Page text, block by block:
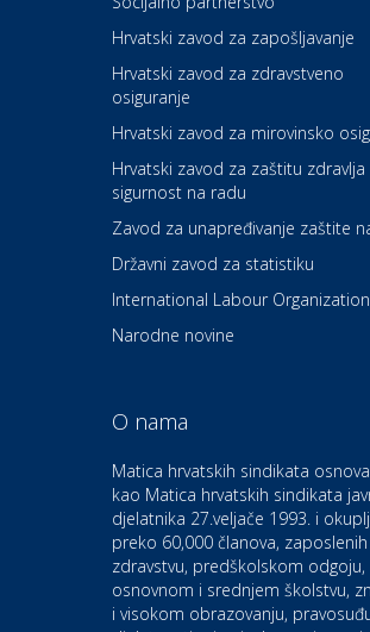
Zdravlje i osiguranje
Povoljnosti
Dental Sudar
Dom i dizajn
Euro-vrt – kosilice, motorne
Odmor
Bistrica
Auto-moto i tehnika
CIAK Auto d.o.o.
Hrvatski zavod za zapošljavanje
Hrvatski zavod za zdravstveno
osiguranje
Hrvatski zavod za mirovinsko
Hrvatski zavod za zaštitu zdravlja
sigurnost na radu
Zavod za unapređivanje zaštite
Državni zavod za statistiku
International Labour Organization
Narodne novine
O nama
Matica hrvatskih sindikata
kao Matica hrvatskih sindikata
djelatnika 27.veljače 1993. i
preko 60,000 članova,
zdravstvu, predškolskom odgoju,
osnovnom i srednjem školstvu,
i visokom obrazovanju,